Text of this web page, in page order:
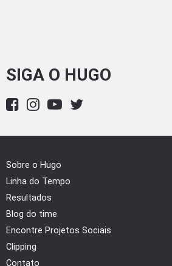
SIGA O HUGO
Sobre o Hugo
Linha do Tempo
Resultados
Blog do time
Encontre Projetos Sociais
Clipping
Contato